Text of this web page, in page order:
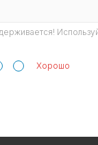
Хорошо